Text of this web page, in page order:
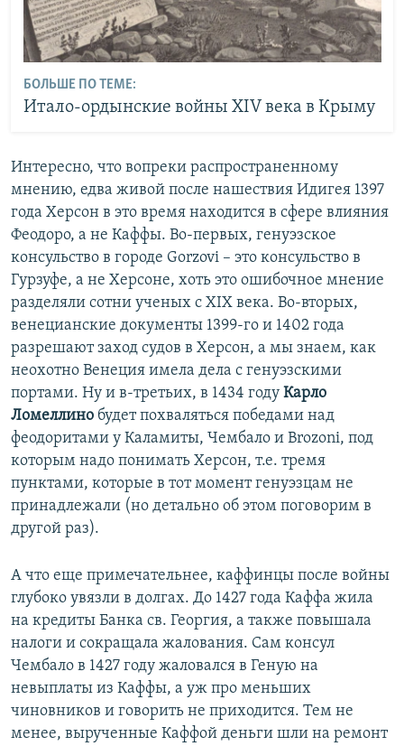
БОЛЬШЕ ПО ТЕМЕ:
Итало-ордынские войны XIV века в Крыму
Интересно, что вопреки распространенному
мнению, едва живой после нашествия Идигея 1397
года Херсон в это время находится в сфере влияния
Феодоро, а не Каффы. Во-первых, генуэзское
консульство в городе Gorzovi – это консульство в
Гурзуфе, а не Херсоне, хоть это ошибочное мнение
разделяли сотни ученых с XIX века. Во-вторых,
венецианские документы 1399-го и 1402 года
разрешают заход судов в Херсон, а мы знаем, как
неохотно Венеция имела дела с генуэзскими
портами. Ну и в-третьих, в 1434 году Карло
Ломеллино будет похваляться победами над
феодоритами у Каламиты, Чембало и Brozoni, под
которым надо понимать Херсон, т.е. тремя
пунктами, которые в тот момент генуэзцам не
принадлежали (но детально об этом поговорим в
другой раз).
А что еще примечательнее, каффинцы после войны
глубоко увязли в долгах. До 1427 года Каффа жила
на кредиты Банка св. Георгия, а также повышала
налоги и сокращала жалования. Сам консул
Чембало в 1427 году жаловался в Геную на
невыплаты из Каффы, а уж про меньших
чиновников и говорить не приходится. Тем не
менее, вырученные Каффой деньги шли на ремонт